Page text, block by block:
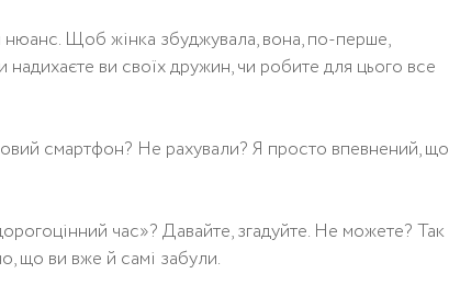
нюанс. Щоб жінка збуджувала, вона, по-перше,
ви своїх дружин, чи робите для цього все
смартфон? Не рахували? Я просто впевнений, що
час»? Давайте, згадуйте. Не можете? Так
що ви вже й самі забули.